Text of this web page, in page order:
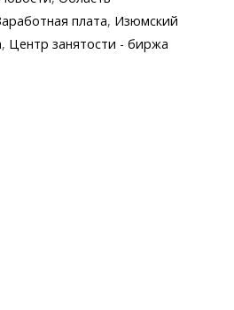
at
s
y
p
t ai
l
плата, Изюмский
, Центр занятости - биржа